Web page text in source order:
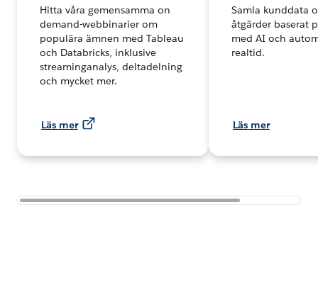
Hitta våra gemensamma on
demand-webbinarier om
populära ämnen med Tableau
och Databricks, inklusive
streaminganalys, deltadelning
och mycket mer.
Läs mer
Samla kunddata
åtgärder baserat
med AI och
realtid.
Läs mer